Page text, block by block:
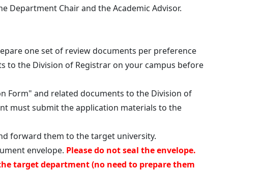
Department Chair and the Academic Advisor.
one set of review documents per preference
to the Division of Registrar on your campus before
Form" and related documents to the Division of
must submit the application materials to the
forward them to the target university.
envelope. Please do not seal the envelope.
target department (no need to prepare them